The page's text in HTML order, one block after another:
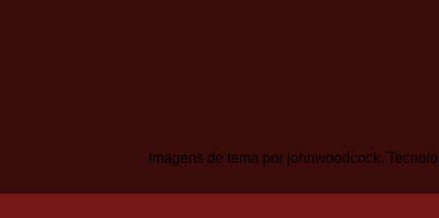
Imagens de tema por johnwoodcock.